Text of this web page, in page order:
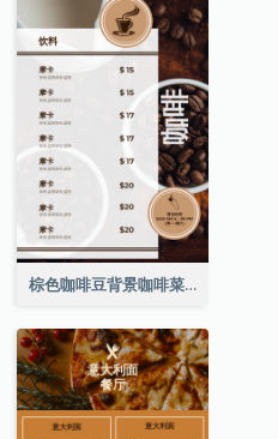
棕色咖啡豆背景咖啡菜单